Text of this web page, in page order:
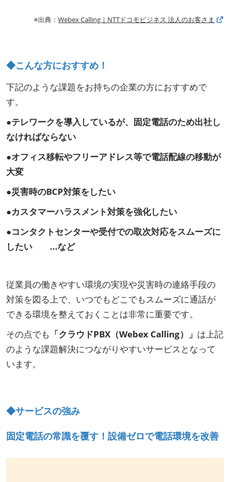
※出典：Webex Calling｜NTTドコモビジネス 法人のお客さま
◆こんな方におすすめ！
下記のような課題をお持ちの企業の方におすすめで
す。
●テレワークを導入しているが、固定電話のため出社し
なければならない
●オフィス移転やフリーアドレス等で電話配線の移動が
大変
●災害時のBCP対策をしたい
●カスタマーハラスメント対策を強化したい
●コンタクトセンターや受付での取次対応をスムーズに
したい ...など
従業員の働きやすい環境の実現や災害時の連絡手段の
対策を図る上で、いつでもどこでもスムーズに通話が
できる環境を整えておくことは非常に重要です。
その点でも 「クラウドPBX（Webex Calling）」 は上記
のような課題解決につながりやすいサービスとなって
います。
◆サービスの強み
固定電話の常識を覆す！設備ゼロで電話環境を改善